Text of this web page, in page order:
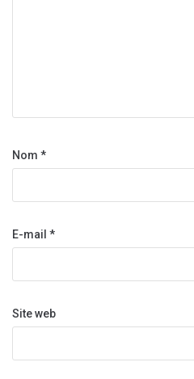
Nom *
E-mail *
Site web